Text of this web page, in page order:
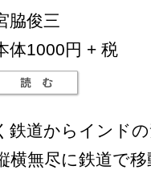
脇俊三
体1000円 + 税
鉄道からインド
横無尽に鉄道で